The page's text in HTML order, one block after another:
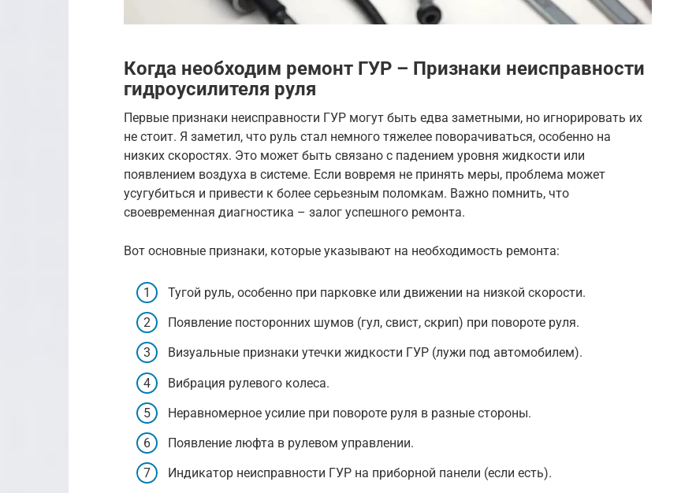
Когда необходим ремонт ГУР – Признаки неисправности
гидроусилителя руля
Первые признаки неисправности ГУР могут быть едва заметными, но игнорировать их
не стоит. Я заметил, что руль стал немного тяжелее поворачиваться, особенно на
низких скоростях. Это может быть связано с падением уровня жидкости или
появлением воздуха в системе. Если вовремя не принять меры, проблема может
усугубиться и привести к более серьезным поломкам. Важно помнить, что
своевременная диагностика – залог успешного ремонта.
Вот основные признаки, которые указывают на необходимость ремонта:
Тугой руль, особенно при парковке или движении на низкой скорости.
Появление посторонних шумов (гул, свист, скрип) при повороте руля.
Визуальные признаки утечки жидкости ГУР (лужи под автомобилем).
Вибрация рулевого колеса.
Неравномерное усилие при повороте руля в разные стороны.
Появление люфта в рулевом управлении.
Индикатор неисправности ГУР на приборной панели (если есть).